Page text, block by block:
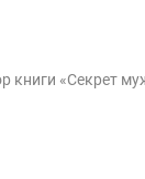
книги «Секрет